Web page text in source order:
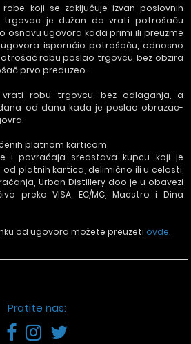
koji se zaključuje izvan poslovnih
trgovac je dužan da vrati potrošaču
osnovu ugovora kada primi ili preuzme
isporučio potrošaču, odnosno
robu poslao trgovcu, bez obzira
prvo preduzeo.
robu trgovcu, bez odlaganja, a
od dana kada je poslao obrazac-
platnom karticom
i povraćaja sredstava kupcu koji je
platnih kartica, delimično ili u celosti,
Urban Distillery doo je u obavezi
preko VISA, EC/MC, Maestro i Dina
od ugovora možete preuzeti ovde.
Pratite nas: